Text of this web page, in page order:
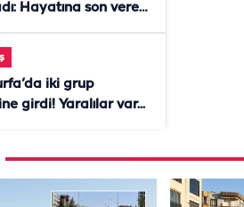
Hayatına son veren
notunu bıraktı
iki grup
girdi! Yaralılar var...